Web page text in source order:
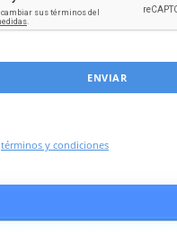
ENVIAR
términos y condiciones